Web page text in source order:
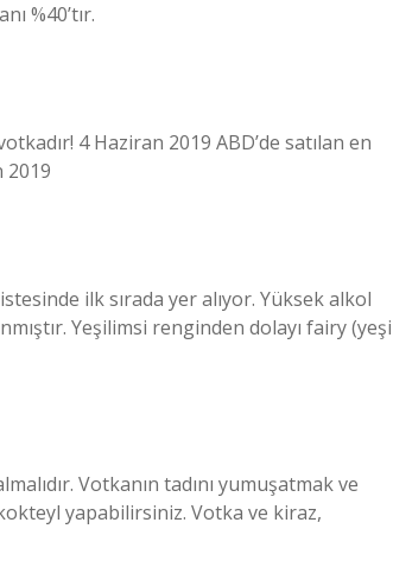
%40’tır.
4 Haziran 2019 ABD’de satılan en
2019
ilk sırada yer alıyor. Yüksek alkol
Yeşilimsi renginden dolayı fairy
Votkanın tadını yumuşatmak ve
yapabilirsiniz. Votka ve kiraz,